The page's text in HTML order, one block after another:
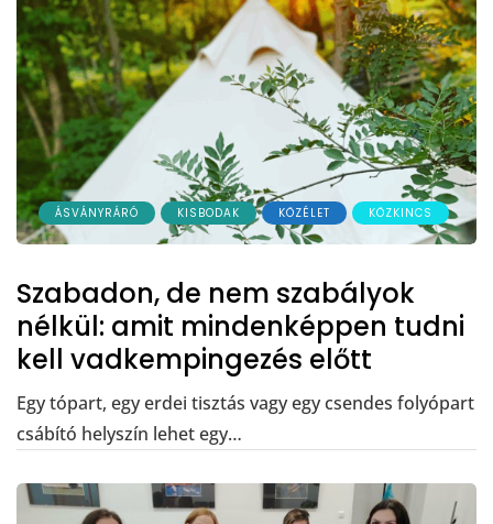
ÁSVÁNYRÁRÓ KISBODAK KÖZÉLET KÖZKINCS
Szabadon, de nem szabályok
nélkül: amit mindenképpen tudni
kell vadkempingezés előtt
Egy tópart, egy erdei tisztás vagy egy csendes folyópart
csábító helyszín lehet egy…